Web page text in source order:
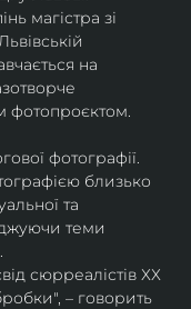
магістра зі
на
фотопроєктом.
фотографії.
близько
та
теми
сюрреалістів ХХ
– говорить